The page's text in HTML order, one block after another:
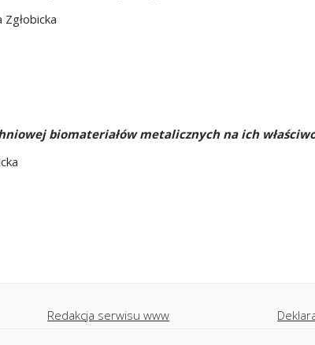
biomateriałów metalicznych na ich
Redakcja serwisu www